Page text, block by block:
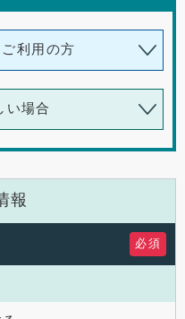
利用の方
い場合
報
必須